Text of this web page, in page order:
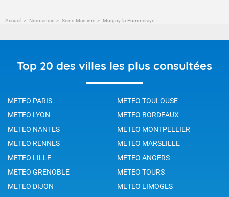
Accueil Normandie Seine-Maritime Morgny-la-Pommeraye
Top 20 des villes les plus consultées
METEO PARIS
METEO TOULOUSE
METEO LYON
METEO BORDEAUX
METEO NANTES
METEO MONTPELLIER
METEO RENNES
METEO MARSEILLE
METEO LILLE
METEO ANGERS
METEO GRENOBLE
METEO TOURS
METEO DIJON
METEO LIMOGES